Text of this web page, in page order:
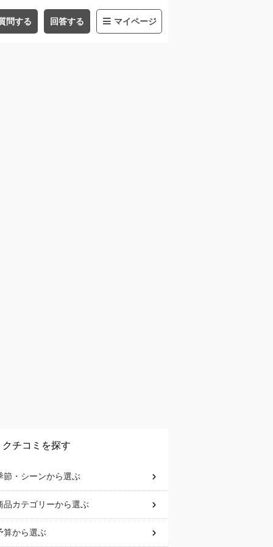
問する 回答する マイページ
クチコミを探す
節・シーンから選ぶ
品カテゴリーから選ぶ
算から選ぶ